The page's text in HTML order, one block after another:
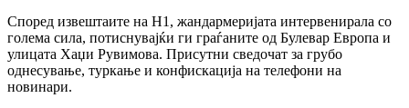
Според извештаите на Н1, жандармеријата интервенирала со
голема сила, потиснувајќи ги граѓаните од Булевар Европа и
улицата Хаџи Рувимова. Присутни сведочат за грубо
однесување, туркање и конфискација на телефони на
новинари.